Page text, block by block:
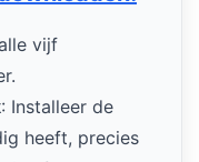
vijf
: Installeer de
heeft, precies